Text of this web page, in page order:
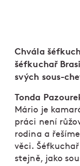
Chvála
šéfkuchař
svých sous-
Tonda
Mário je
práci není
rodina a
věci.
stejně, jako